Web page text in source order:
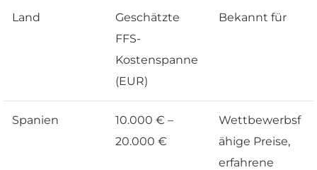
Land
Geschätzte
FFS-
Kostenspanne
(EUR)
Bekannt für
Spanien
10.000 € –
20.000 €
Wettbewerbsf
ähige Preise,
erfahrene